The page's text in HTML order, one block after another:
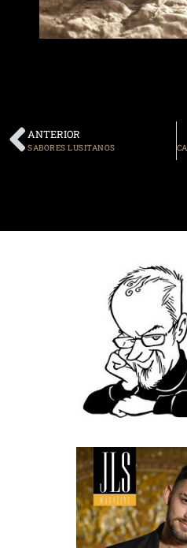
ANTERIOR
SABORES LUSITANOS